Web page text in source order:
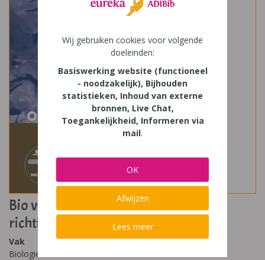
Bio voor jou 6 wetenschappelijke
richtingen
Vak
Biologie
Wij gebruiken cookies voor volgende
doeleinden:
Basiswerking website (functioneel
- noodzakelijk), Bijhouden
statistieken, Inhoud van externe
bronnen, Live Chat,
Toegankelijkheid, Informeren via
mail.
OK
Afwijzen
Lees meer